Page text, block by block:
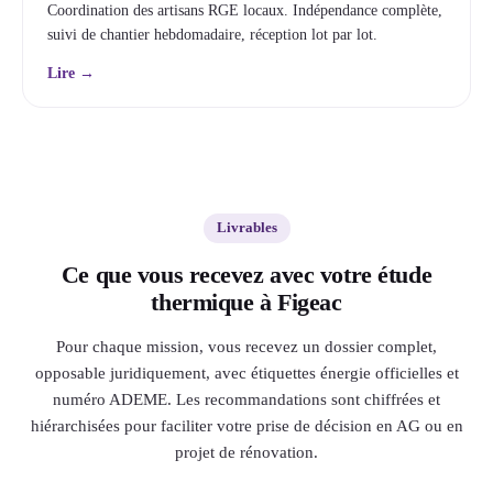
Coordination des artisans RGE locaux. Indépendance complète,
suivi de chantier hebdomadaire, réception lot par lot.
Lire →
Livrables
Ce que vous recevez avec votre étude
thermique à Figeac
Pour chaque mission, vous recevez un dossier complet,
opposable juridiquement, avec étiquettes énergie officielles et
numéro ADEME. Les recommandations sont chiffrées et
hiérarchisées pour faciliter votre prise de décision en AG ou en
projet de rénovation.